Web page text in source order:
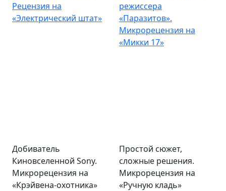
Рецензия на
«Электрический штат»
режиссера
«Паразитов».
Микрорецензия на
«Микки 17»
Добиватель
Киновселенной Sony.
Микрорецензия на
«Крэйвена-охотника»
Простой сюжет,
сложные решения.
Микрорецензия на
«Ручную кладь»